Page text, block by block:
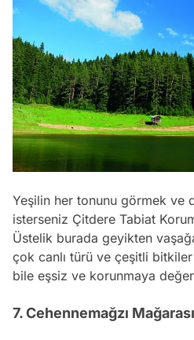
Yeşilin her tonunu görmek ve
isterseniz Çitdere Tabiat
Üstelik burada geyikten
çok canlı türü ve çeşitli
bile eşsiz ve korunmaya
7. Cehennemağzı Mağarası